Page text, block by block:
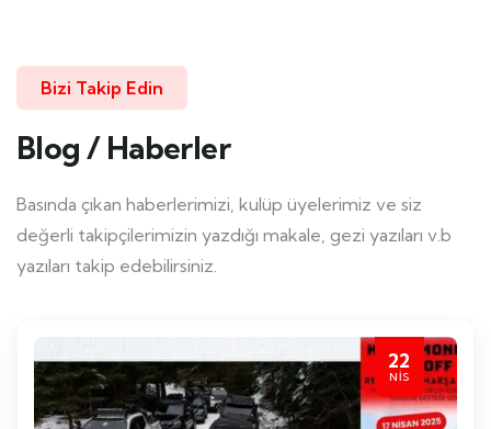
Bizi Takip Edin
Blog / Haberler
Basında çıkan haberlerimizi, kulüp üyelerimiz ve siz
değerli takipçilerimizin yazdığı makale, gezi yazıları v.b
yazıları takip edebilirsiniz.
22
NIS